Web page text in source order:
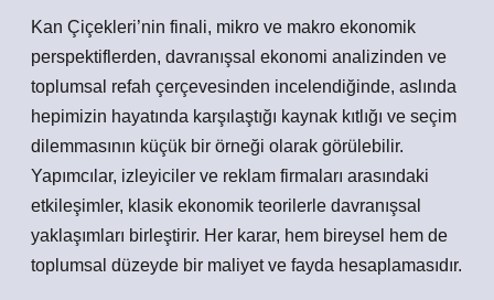
Kan Çiçekleri’nin finali, mikro ve makro ekonomik
perspektiflerden, davranışsal ekonomi analizinden ve
toplumsal refah çerçevesinden incelendiğinde, aslında
hepimizin hayatında karşılaştığı kaynak kıtlığı ve seçim
dilemmasının küçük bir örneği olarak görülebilir.
Yapımcılar, izleyiciler ve reklam firmaları arasındaki
etkileşimler, klasik ekonomik teorilerle davranışsal
yaklaşımları birleştirir. Her karar, hem bireysel hem de
toplumsal düzeyde bir maliyet ve fayda hesaplamasıdır.